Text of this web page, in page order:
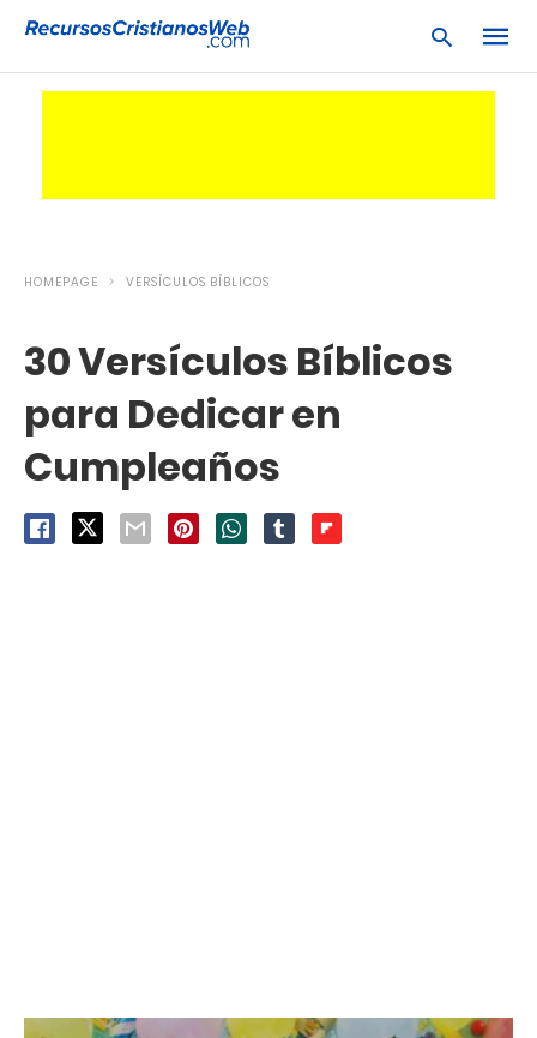
tu
HOMEPAGE VERSÍCULOS BÍBLICOS
30 Versículos Bíblicos
para Dedicar en
Cumpleaños